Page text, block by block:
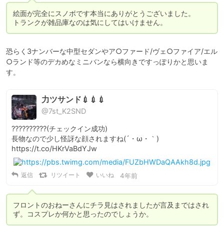
絵面が完全にスノボです本当にありがとうございました。
トランクが雑品庫なのは気にしてはいけません。
恐らく3ナンバーな中型セダンやア○ファード/ヴェ○ファイア/エル
○ランド等のデカめなミニバンなら横向きですっぽりかと思いま
す。
力ツサンド💉💉💉
@7st_K2SND
??????????(チェックイン成功)
長物なので少し怪訝な顔されますね(´・ω・｀)
https://t.co/HKrVaBdYJw
返信 リツイート いいね 4年前
フロントのおねーさんにチラ見はされましたが言及まではされ
ず。コスプレか何かと思ったのでしょうか。